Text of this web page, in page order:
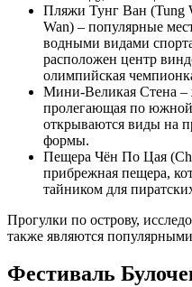
Пляжи Тунг Ван (Tung
Wan) – популярные
водными видами
расположен центр
олимпийская
Мини-Великая Стена –
пролегающая по южной
открываются виды на
формы.
Пещера Чён По Цая
прибрежная пещера,
тайником для
Прогулки по острову,
также являются
Фестиваль